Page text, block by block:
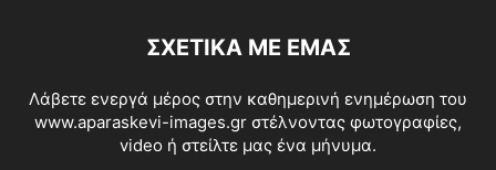
ΣΧΕΤΙΚΆ ΜΕ ΕΜΆΣ
Λάβετε ενεργά μέρος στην καθημερινή ενημέρωση του
www.aparaskevi-images.gr στέλνοντας φωτογραφίες,
video ή στείλτε μας ένα μήνυμα.